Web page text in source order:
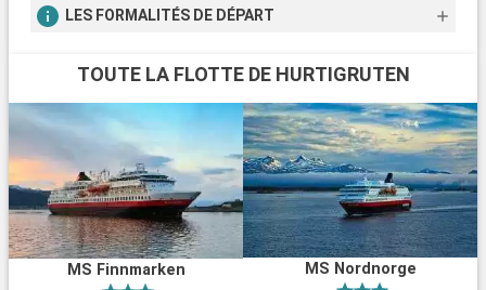
LES FORMALITÉS DE DÉPART
TOUTE LA FLOTTE DE HURTIGRUTEN
MS Finnmarken MS Nordnorge